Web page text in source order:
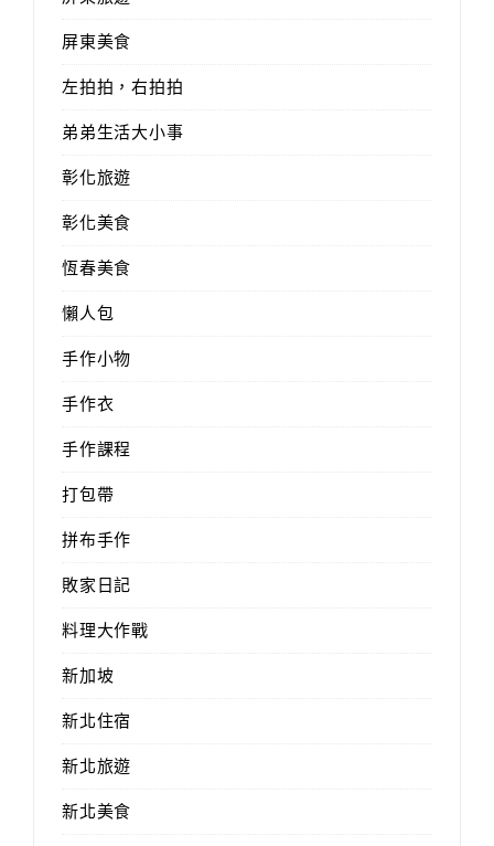
屏東美食
左拍拍，右拍拍
弟弟生活大小事
彰化旅遊
彰化美食
恆春美食
懶人包
手作小物
手作衣
手作課程
打包帶
拼布手作
敗家日記
料理大作戰
新加坡
新北住宿
新北旅遊
新北美食